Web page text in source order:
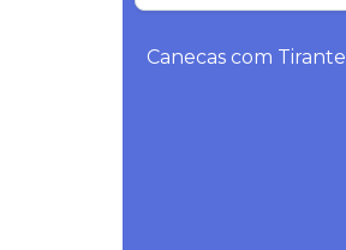
Canecas com Tirante